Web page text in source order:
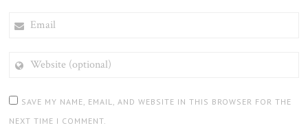
(OPTIONAL)
SAVE MY NAME, EMAIL, AND WEBSITE IN THIS BROWSER FOR THE
NEXT TIME I COMMENT.